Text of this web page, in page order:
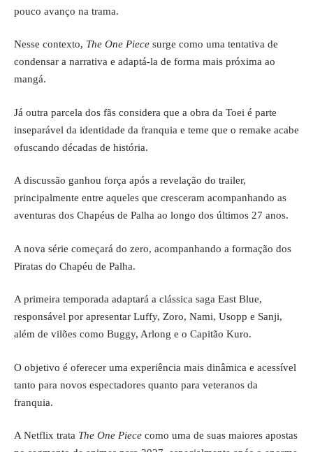
pouco avanço na trama.
Nesse contexto, The One Piece surge como uma tentativa de
condensar a narrativa e adaptá-la de forma mais próxima ao
mangá.
Já outra parcela dos fãs considera que a obra da Toei é parte
inseparável da identidade da franquia e teme que o remake acabe
ofuscando décadas de história.
A discussão ganhou força após a revelação do trailer,
principalmente entre aqueles que cresceram acompanhando as
aventuras dos Chapéus de Palha ao longo dos últimos 27 anos.
A nova série começará do zero, acompanhando a formação dos
Piratas do Chapéu de Palha.
A primeira temporada adaptará a clássica saga East Blue,
responsável por apresentar Luffy, Zoro, Nami, Usopp e Sanji,
além de vilões como Buggy, Arlong e o Capitão Kuro.
O objetivo é oferecer uma experiência mais dinâmica e acessível
tanto para novos espectadores quanto para veteranos da
franquia.
A Netflix trata The One Piece como uma de suas maiores apostas